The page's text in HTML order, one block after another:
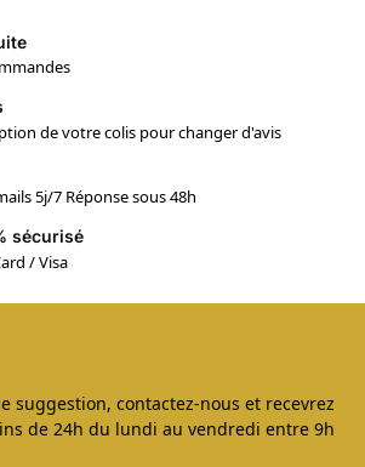
de votre colis pour changer d'avis
5j/7 Réponse sous 48h
sécurisé
/ Visa
suggestion, contactez-nous et recevrez
de 24h du lundi au vendredi entre 9h